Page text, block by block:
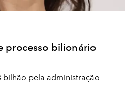
processo bilionário
bilhão pela administração